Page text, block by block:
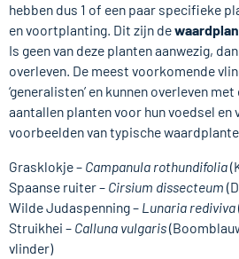
hebben dus 1 of een paar specifieke
en voortplanting. Dit zijn de
Is geen van deze planten aanwezig,
overleven. De meest voorkomende
‘generalisten’ en kunnen overleven
aantallen planten voor hun voedsel
voorbeelden van typische
Grasklokje – Campanula rothundifolia
Spaanse ruiter – Cirsium dissecteum
Wilde Judaspenning – Lunaria rediviva
Struikhei – Calluna vulgaris
vlinder)